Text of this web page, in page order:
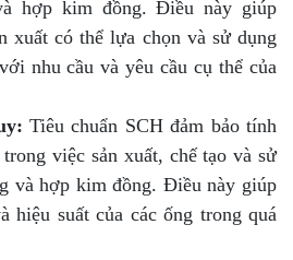
hợp kim đồng. Điều này giúp
xuất có thể lựa chọn và sử dụng
nhu cầu và yêu cầu cụ thể của
Tiêu chuẩn SCH đảm bảo tính
việc sản xuất, chế tạo và sử
và hợp kim đồng. Điều này giúp
hiệu suất của các ống trong quá